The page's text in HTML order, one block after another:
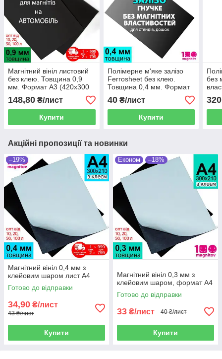
Магнітний вініл листовий
без клею. Товщина 0,9
мм. Формат А3 (420х300
мм)
148,80 ₴/лист
Купити
Полімерне м'яке залізо
Ferrosheet без клею.
Товщина 0,4 мм. Формат
А4 (300х210 мм)
40₴/лист
Купити
без
62
320
Акційні пропозиції та новинки
–19%
Магнітний вініл 0,4 мм з
клейовим шаром лист А4
Готово до відправки
34,90 ₴/лист
43 ₴/лист
Купити
Економ –18%
Магнітний вініл 0,3 мм з
клейовим шаром, формат А4
Готово до відправки
33 ₴/лист 40 ₴/лист
Купити